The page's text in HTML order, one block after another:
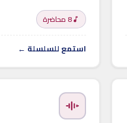
8 محاضرة
استمع للسلسلة ←